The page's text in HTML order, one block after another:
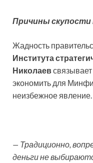
Причины
Жадность
Института
Николаев
экономить для
неизбежное явление.
— Традиционно,
деньги не